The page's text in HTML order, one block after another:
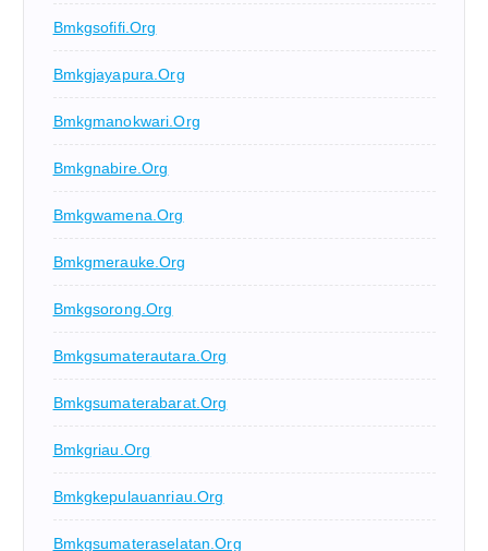
Bmkgsofifi.org
Bmkgjayapura.org
Bmkgmanokwari.org
Bmkgnabire.org
Bmkgwamena.org
Bmkgmerauke.org
Bmkgsorong.org
Bmkgsumaterautara.org
Bmkgsumaterabarat.org
Bmkgriau.org
Bmkgkepulauanriau.org
Bmkgsumateraselatan.org